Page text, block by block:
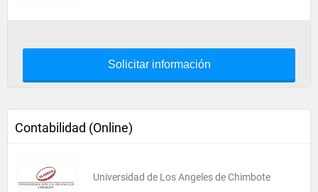
Solicitar información
Contabilidad (Online)
Universidad de Los Angeles de Chimbote